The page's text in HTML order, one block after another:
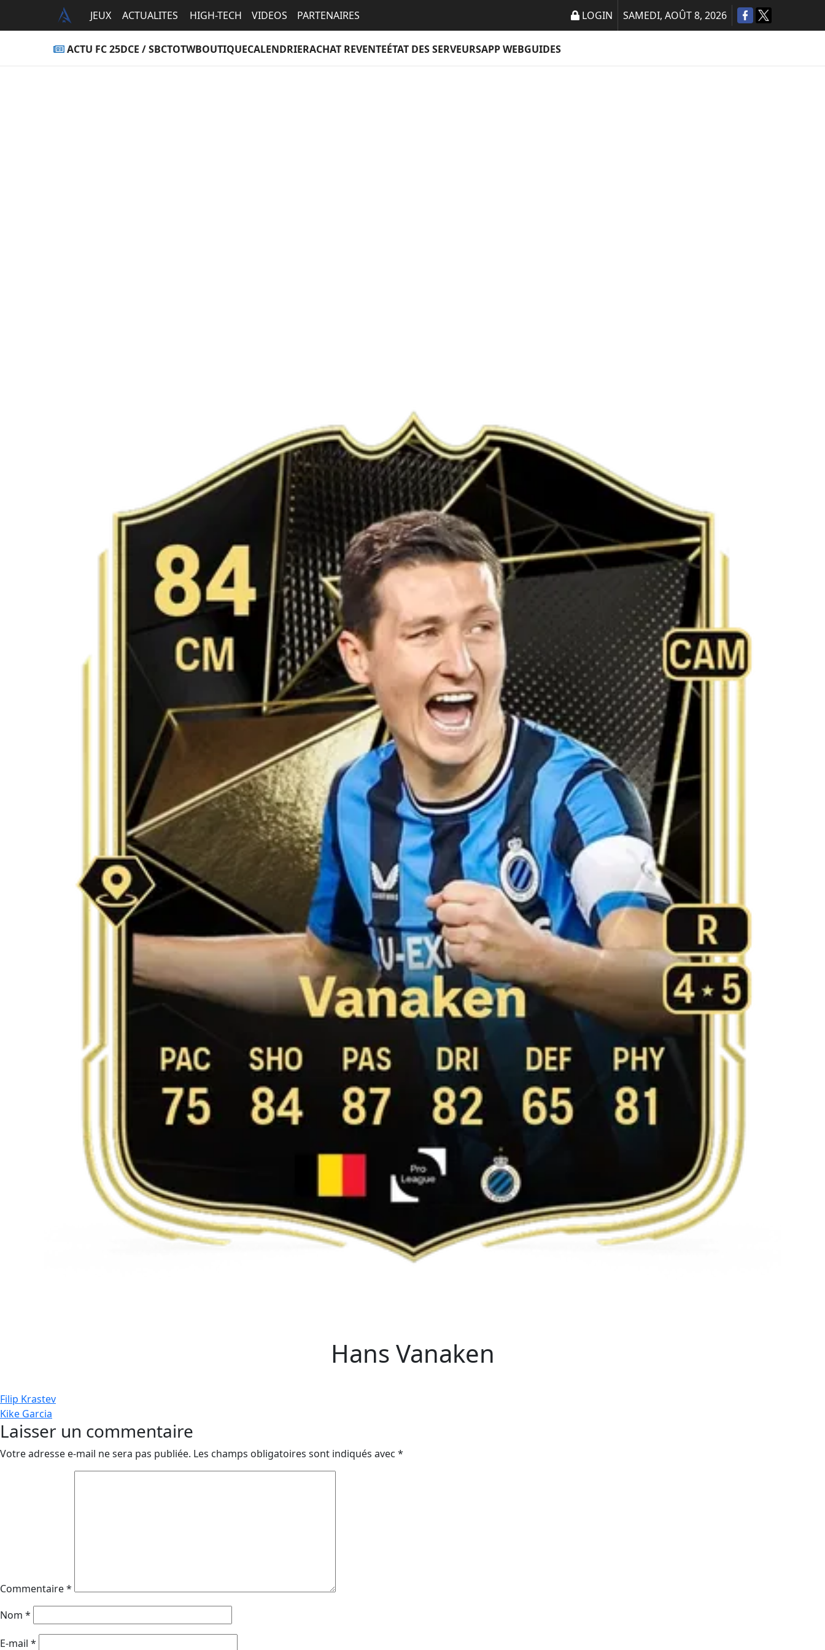
JEUX ACTUALITES HIGH-TECH VIDEOS PARTENAIRES LOGIN SAMEDI, AOÛT 8, 2026
ACTU FC 25DCE / SBCTOTWBOUTIQUECALENDRIERACHAT REVENTEÉTAT DES SERVEURSAPP WEBGUIDES
Hans Vanaken
Navigation
de
l’article
Filip Krastev
Kike Garcia
Laisser un commentaire
Votre adresse e-mail ne sera pas publiée. Les champs obligatoires sont indiqués avec *
Commentaire*
Nom *
E-mail *